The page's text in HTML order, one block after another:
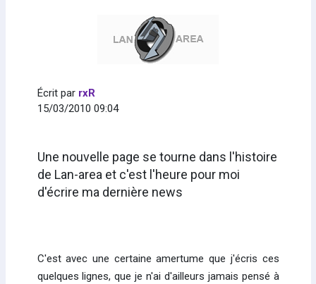
Écrit par rxR
15/03/2010 09:04
Une nouvelle page se tourne dans l'histoire
de Lan-area et c'est l'heure pour moi
d'écrire ma dernière news
C'est avec une certaine amertume que j'écris ces
quelques lignes, que je n'ai d'ailleurs jamais pensé à